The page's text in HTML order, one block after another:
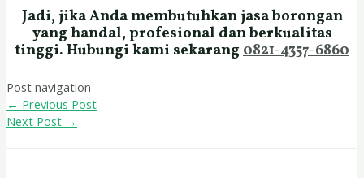
Jadi, jika Anda membutuhkan jasa borongan
yang handal, profesional dan berkualitas
tinggi. Hubungi kami sekarang 0821-4357-6860
Post navigation
← Previous Post
Next Post →